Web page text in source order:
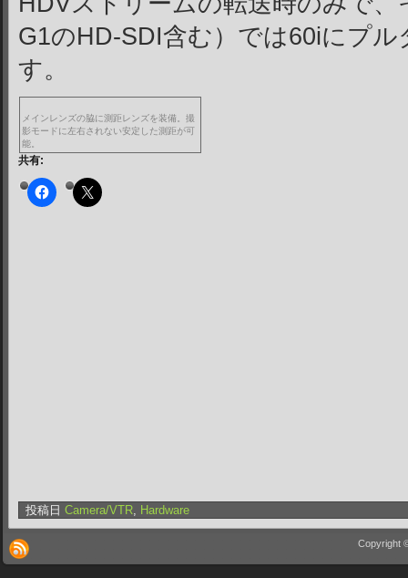
G1のHD-SDI含む）では60iにプ
す。
メインレンズの脇に測距レンズを装備。撮
影モードに左右されない安定した測距が可
能。
共有:
投稿日 Camera/VTR, Hardware
Copyright